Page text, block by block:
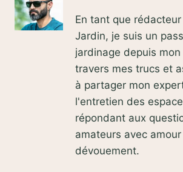
En tant que
Jardin, je suis un
jardinage depuis
travers mes trucs et
à partager mon
l'entretien des
répondant aux
amateurs avec
dévouement.